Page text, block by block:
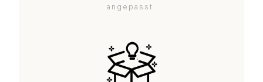
angepasst.